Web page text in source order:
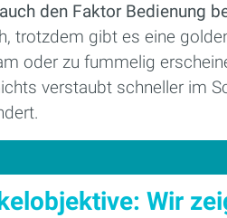
den Faktor Bedienung
trotzdem gibt es eine
oder zu fummelig
verstaubt schneller im
Wir